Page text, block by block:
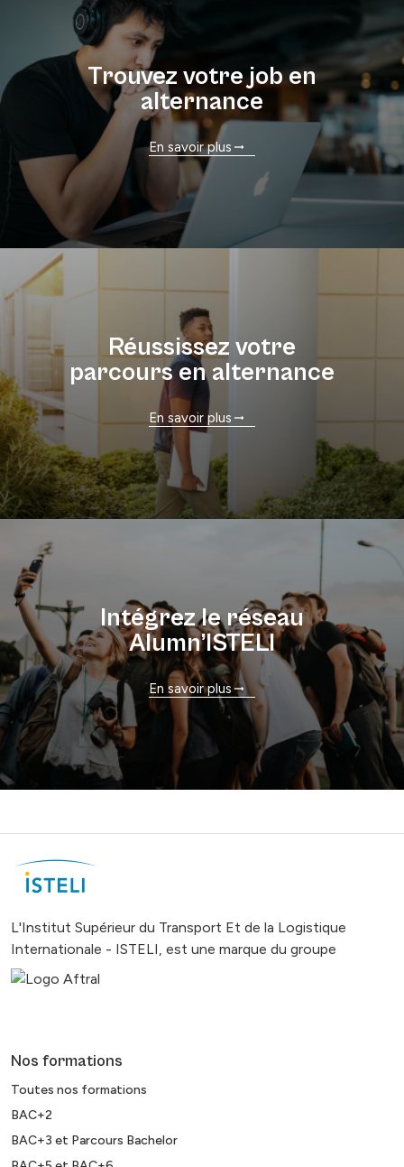
Trouvez votre job en
alternance
En savoir plus
Réussissez votre
parcours en alternance
En savoir plus
Intégrez le réseau
Alumn’ISTELI
En savoir plus
L'Institut Supérieur du Transport Et de la Logistique
Internationale - ISTELI, est une marque du groupe
Nos formations
Toutes nos formations
BAC+2
BAC+3 et Parcours Bachelor